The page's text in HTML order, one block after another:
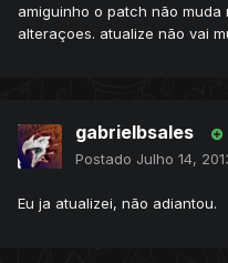
amiguinho o patch não
alteraçoes. atualize não vai
gabrielbsales
Postado Julho 14,
Eu ja atualizei, não adiantou.